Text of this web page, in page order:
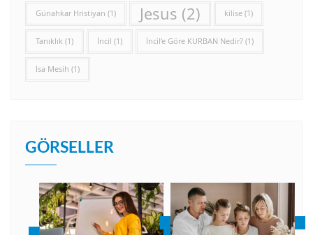
Günahkar Hristiyan (1) Jesus (2) kilise (1)
Tanıklık (1) İncil (1) İncil’e Göre KURBAN Nedir? (1)
İsa Mesih (1)
GÖRSELLER